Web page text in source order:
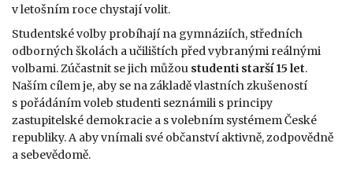
v letošním roce chystají volit.
Studentské volby probíhají na gymnáziích, středních
odborných školách a učilištích před vybranými reálnými
volbami. Zúčastnit se jich můžou studenti starší 15 let.
Naším cílem je, aby se na základě vlastních zkušeností
s pořádáním voleb studenti seznámili s principy
zastupitelské demokracie a s volebním systémem České
republiky. A aby vnímali své občanství aktivně, zodpovědně
a sebevědomě.